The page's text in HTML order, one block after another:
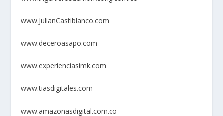
www.JulianCastiblanco.com
www.deceroasapo.com
www.experienciasimk.com
www.tiasdigitales.com
www.amazonasdigital.com.co